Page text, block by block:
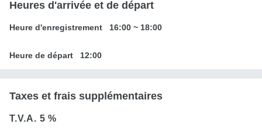
Heures d'arrivée et de départ
Heure d'enregistrement 16:00 ~ 18:00
Heure de départ 12:00
Taxes et frais supplémentaires
T.V.A. 5 %